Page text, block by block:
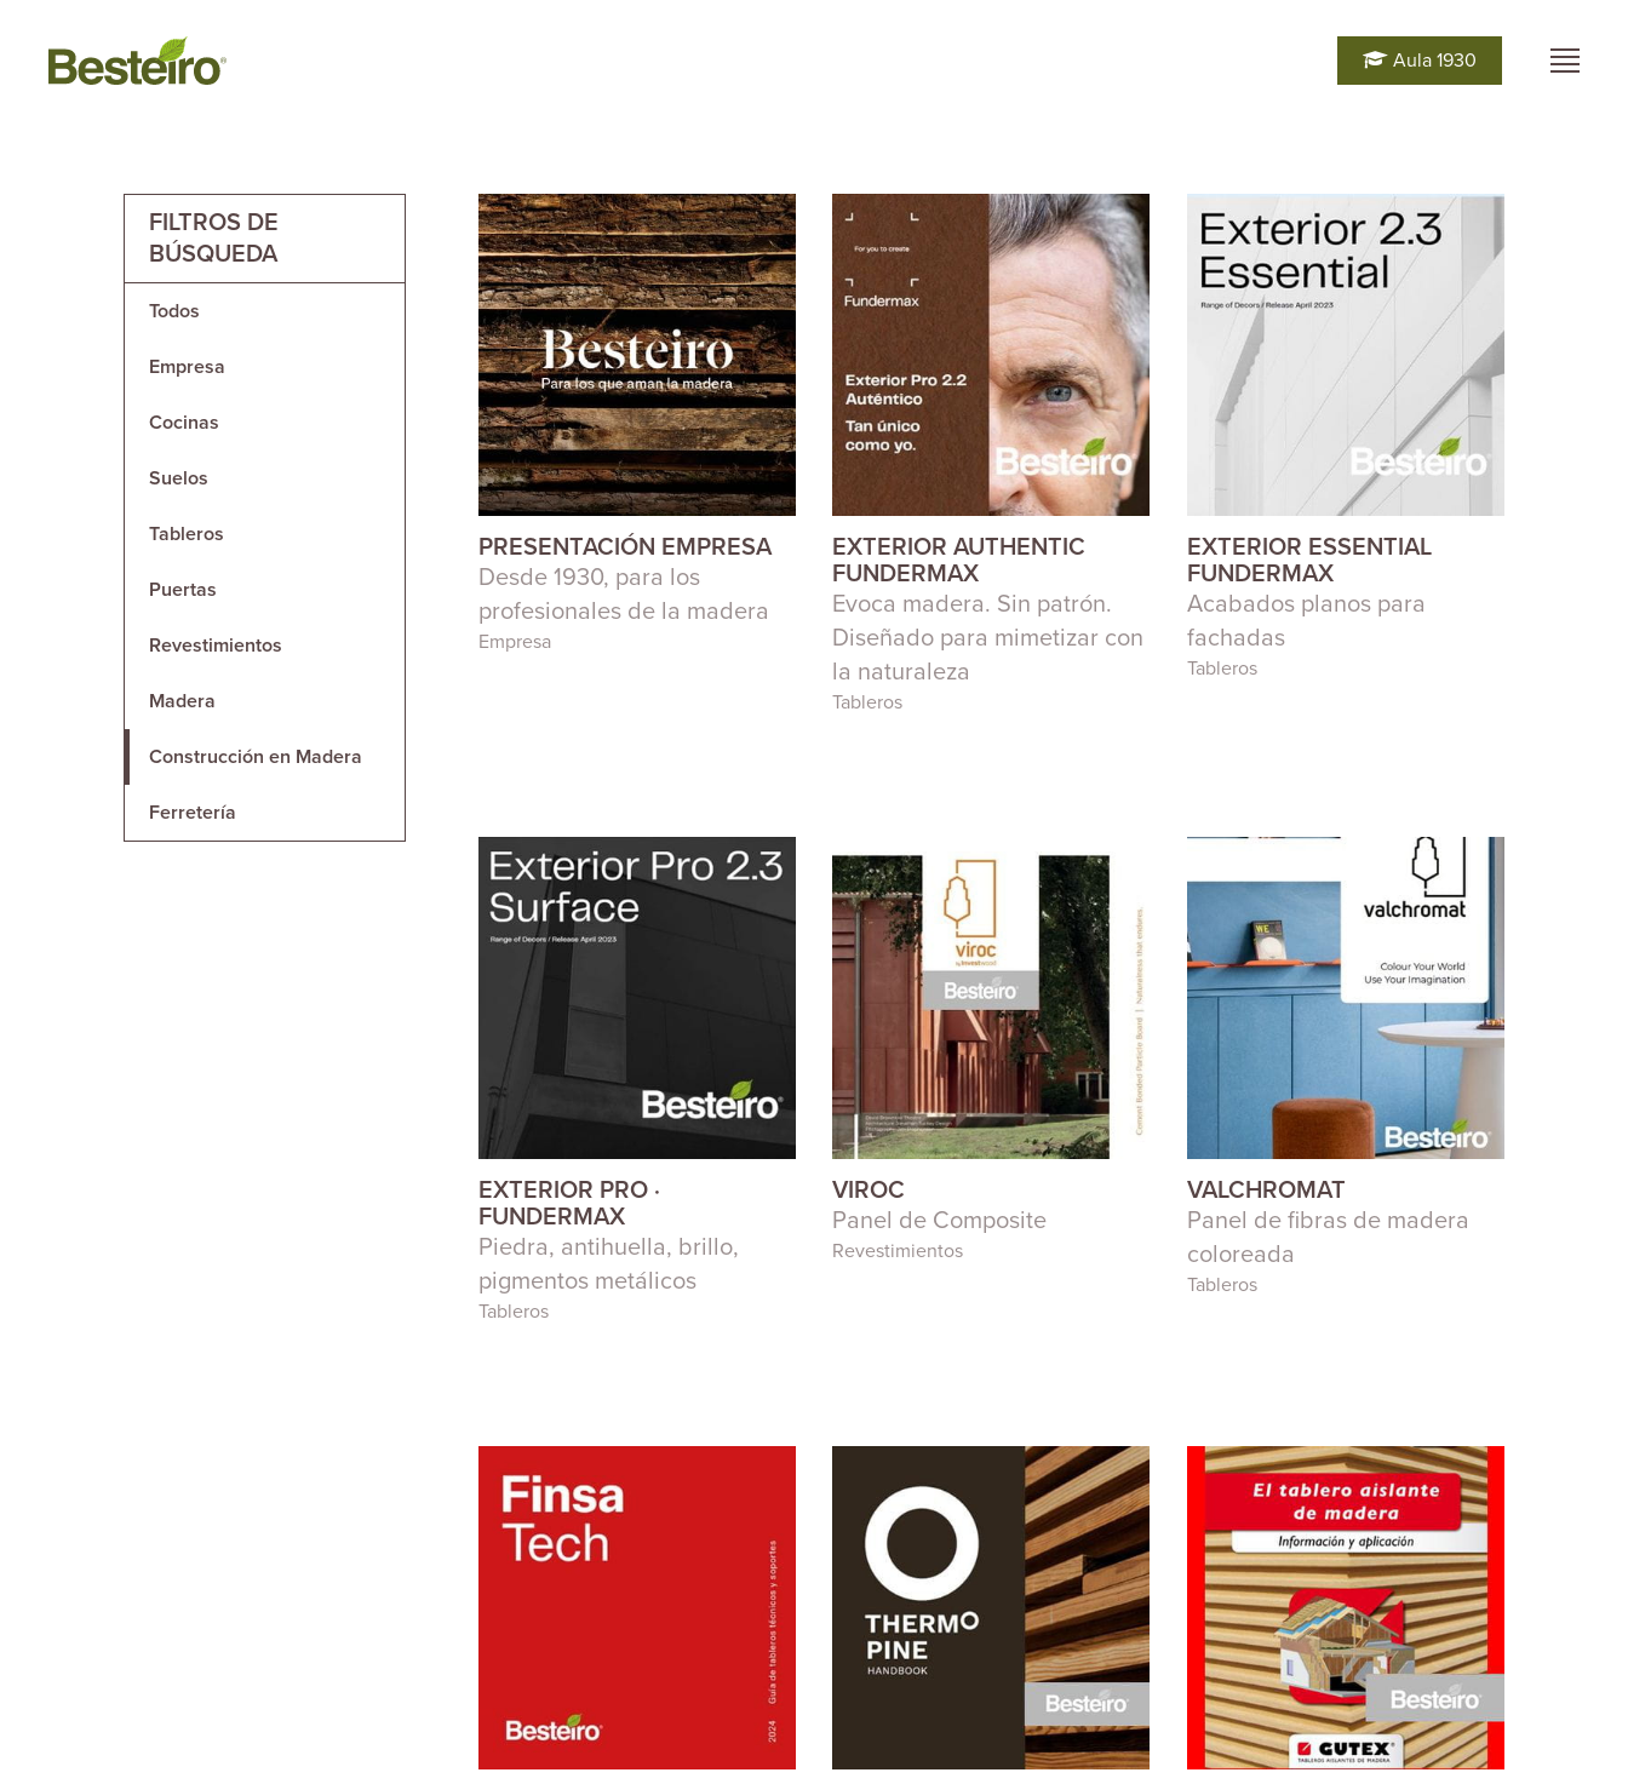
Aula 1930
FILTROS DE
BÚSQUEDA
Todos
Empresa
Cocinas
Suelos
Tableros
Puertas
Revestimientos
Madera
Construcción en Madera
Ferretería
PRESENTACIÓN EMPRESA
Desde 1930, para los
profesionales de la madera
Empresa
EXTERIOR AUTHENTIC
FUNDERMAX
Evoca madera. Sin patrón.
Diseñado para mimetizar con
la naturaleza
Tableros
EXTERIOR ESSENTIAL
FUNDERMAX
Acabados planos para
fachadas
Tableros
EXTERIOR PRO ·
FUNDERMAX
Piedra, antihuella, brillo,
pigmentos metálicos
Tableros
VIROC
Panel de Composite
Revestimientos
VALCHROMAT
Panel de fibras de madera
coloreada
Tableros